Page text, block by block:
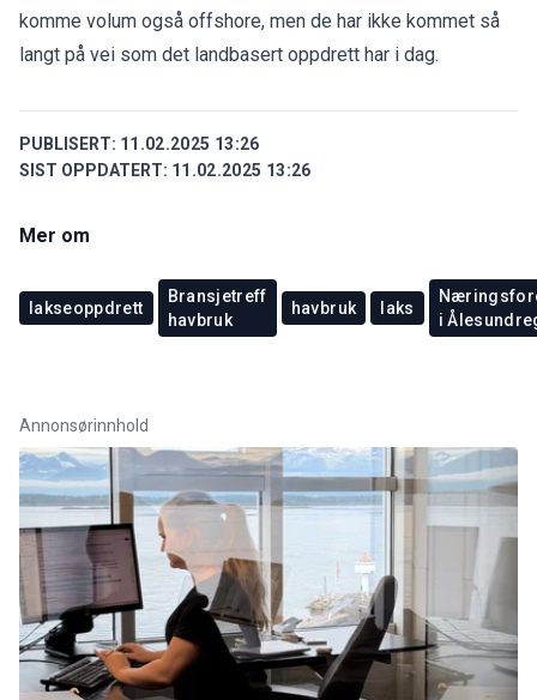
komme volum også offshore, men de har ikke kommet så
langt på vei som det landbasert oppdrett har i dag.
PUBLISERT: 11.02.2025 13:26
SIST OPPDATERT: 11.02.2025 13:26
Mer om
lakseoppdrett
Bransjetreff
havbruk
havbruk laks
i
Annonsørinnhold